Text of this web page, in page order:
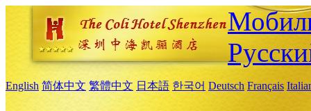
English 简体中文 繁體中文 日本語 한국어 Deutsch Français